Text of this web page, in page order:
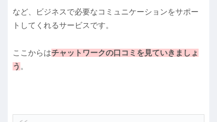
など、ビジネスで必要なコミュニケーションをサポー
トしてくれるサービスです。
ここからはチャットワークの口コミを見ていきましょ
う 。